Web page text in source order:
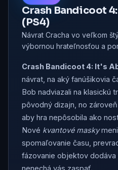
Crash Bandicoot
(PS4)
Návrat Cracha vo veľkom
výbornou hrateľnosťou a
Crash Bandicoot 4: It's
návrat, na aký fanúšikovia
Bob nadviazali na klasickú
pôvodný dizajn, no
aby hra nepôsobila ako
Nové kvantové masky
spomaľovanie času,
fázovanie objektov dodáva
nenechá vás zaspať.